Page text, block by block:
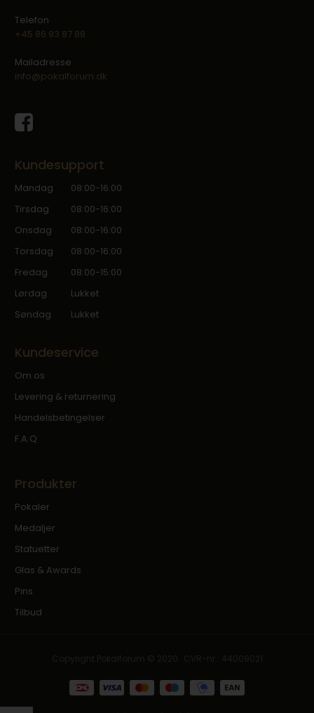
Telefon
+45 86 93 87 88
Mailadresse
info@pokalforum.dk
Kundesupport
Mandag
08:00-16:00
Tirsdag
08:00-16:00
Onsdag
08:00-16:00
Torsdag
08:00-16:00
Fredag
08:00-15:00
Lørdag
Lukket
Søndag
Lukket
Kundeservice
Om os
Levering & returnering
Handelsbetingelser
F.A.Q
Produkter
Pokaler
Medaljer
Statuetter
Glas & Awards
Pins
Tilbud